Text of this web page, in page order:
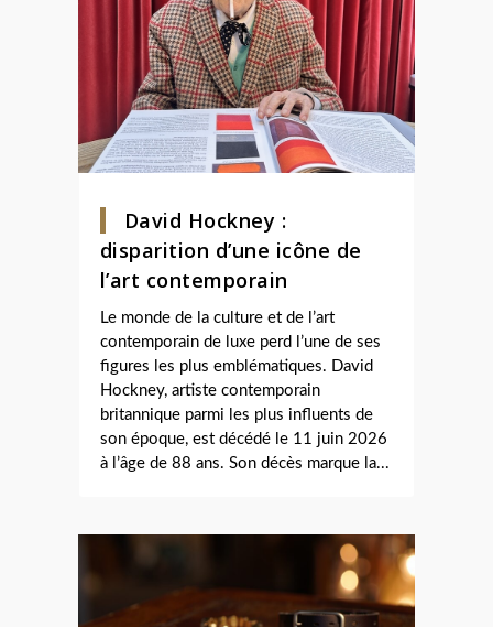
David Hockney :
disparition d’une icône de
l’art contemporain
Le monde de la culture et de l’art
contemporain de luxe perd l’une de ses
figures les plus emblématiques. David
Hockney, artiste contemporain
britannique parmi les plus influents de
son époque, est décédé le 11 juin 2026
à l’âge de 88 ans. Son décès marque la...